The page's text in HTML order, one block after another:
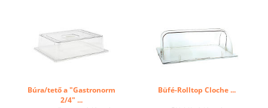
Búra/tető a "Gastronorm
2/4" ...
Büfé-Rolltop Cloche ...